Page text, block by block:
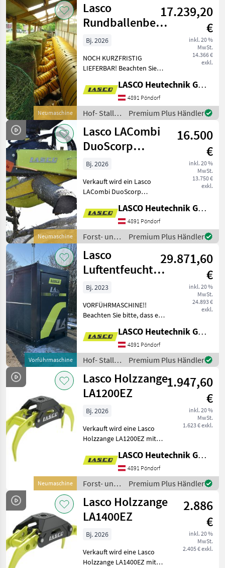
Weidetechnik
/ Lasco
Neumaschine
Lasco
Rundballenbelüftung
Flex für 16
17.239,20
€
inkl. 20 %
MwSt.
14.366 €
exkl.
Bj. 2026
NOCH KURZFRISTIG
LIEFERBAR! Beachten Sie
um einen "ab Preis"
gewünschter Konfiguration
kann daher der Preis va
LASCO Heutechnik GmbH
4891 Pöndorf
Hof- Stall-
und
Weidetechnik
/ Lasco
Premium Plus Händler
Neumaschine
Lasco LACombi
DuoScorp
LA1200HZ inkl.
ARB120
16.500
€
inkl. 20 %
MwSt.
13.750 €
exkl.
Bj. 2026
Verkauft wird ein Lasco
LACombi DuoScorp
Doppelflanschrotator ARB
dass es sich hierum um eine
vorgeschlagene
Konfiguration
LASCO Heutechnik GmbH
4891 Pöndorf
Forst- und
Holztechnik
/ Lasco
Premium Plus Händler
Vorführmaschine
Lasco
Luftentfeuchter
LADry HT 1.7
29.871,60
€
inkl. 20 %
MwSt.
24.893 €
exkl.
Bj. 2023
VORFÜHRMASCHINE!!
Beachten Sie bitte, dass es
Preis" handelt, je nach
gewünschter Konfiguration
kann daher der Preis
variieren.
LASCO Heutechnik GmbH
4891 Pöndorf
Hof- Stall-
und
Weidetechnik
/ Lasco
Premium Plus Händler
Neumaschine
Lasco Holzzange
LA1200EZ
1.947,60
€
inkl. 20 %
MwSt.
1.623 € exkl.
Bj. 2026
Verkauft wird eine Lasco
Holzzange LA1200EZ mit
Öffnungsweite: 1200mm -
Gewicht: 125 kg -
Zangenschließkraft bei 200
bar: 11, 4 kN -
LASCO Heutechnik GmbH
4891 Pöndorf
Forst- und
Holztechnik
/ Lasco
Premium Plus Händler
Lasco Holzzange
LA1400EZ
2.886
€
inkl. 20 %
MwSt.
2.405 € exkl.
Bj. 2026
Verkauft wird eine Lasco
Holzzange LA1400EZ mit